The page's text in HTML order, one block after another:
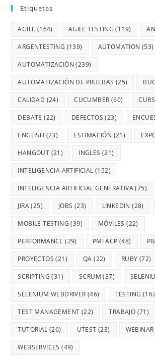
Etiquetas
AGILE (164) AGILE TESTING (119)
ARGENTESTING (139) AUTOMATION (53)
AUTOMATIZACIÓN (239)
AUTOMATIZACIÓN DE PRUEBAS (25)
CALIDAD (24) CUCUMBER (60)
DEBATE (22) DEFECTOS (23)
ENGLISH (23) ESTIMACIÓN (21)
HANGOUT (21) INGLES (21)
INTELIGENCIA ARTIFICIAL (152)
INTELIGENCIA ARTIFICIAL GENERATIVA(75)
JIRA(25) JOBS (23) LINKEDIN (28)
MOBILE TESTING (39) MÓVILES (22)
PERFORMANCE (29) PMI ACP (48)
PROYECTOS (21) QA (22) RUBY (72)
SCRIPTING (31) SCRUM (37)
SELENIUM WEBDRIVER (46) TESTING
TEST MANAGEMENT (22) TRABAJO (71)
TUTORIAL (26) UTEST (23) WEBINAR
WEBSERVICES (49)